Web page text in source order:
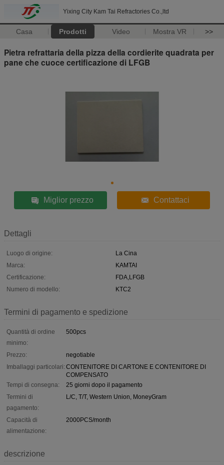
Yixing City Kam Tai Refractories Co.,ltd
Casa Prodotti Video Mostra VR >>
Pietra refrattaria della pizza della cordierite quadrata per
pane che cuoce certificazione di LFGB
Miglior prezzo Contattaci
Dettagli
Luogo di origine:
La Cina
Marca:
KAMTAI
Certificazione:
FDA,LFGB
Numero di modello:
KTC2
Termini di pagamento e spedizione
Quantità di ordine
minimo:
500pcs
Prezzo:
negotiable
Imballaggi particolari: CONTENITORE DI CARTONE E CONTENITORE DI
COMPENSATO
Tempi di consegna:
25 giorni dopo il pagamento
Termini di
pagamento:
L/C, T/T, Western Union, MoneyGram
Capacità di
alimentazione:
2000PCS/month
descrizione